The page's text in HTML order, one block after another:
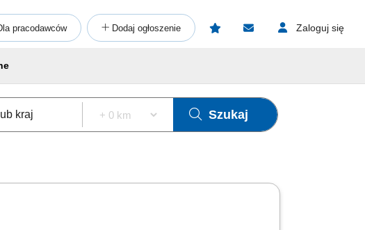
pracodawców Dodaj ogłoszenie Zaloguj się
Szukaj